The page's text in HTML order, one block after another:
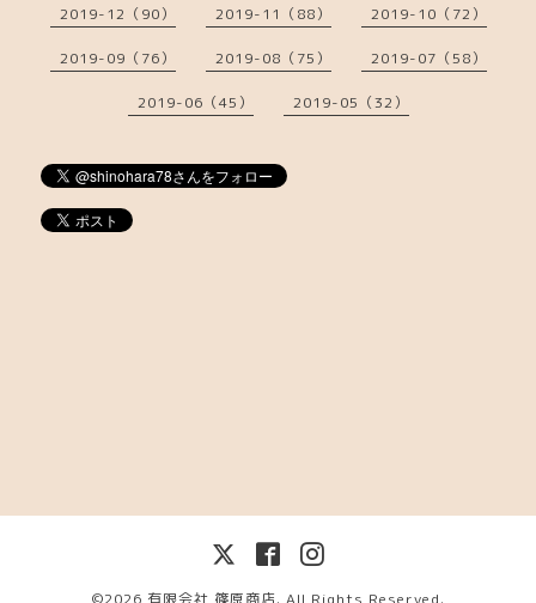
2019-12（90） 2019-11（88） 2019-10（72）
2019-09（76） 2019-08（75） 2019-07（58）
2019-06（45） 2019-05（32）
©2026 有限会社 篠原商店. All Rights Reserved.